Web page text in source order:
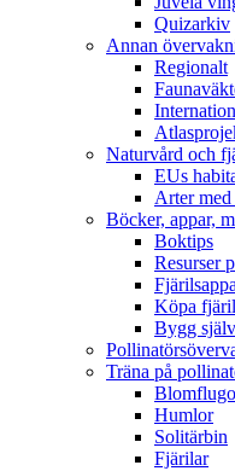
Quizarkiv
Annan
Regionalt
Naturvård och
EUs
Arter med
Böcker, appar,
Boktips
Resurser
Köpa
Bygg själv
Träna på
Humlor
Solitärbin
Fjärilar